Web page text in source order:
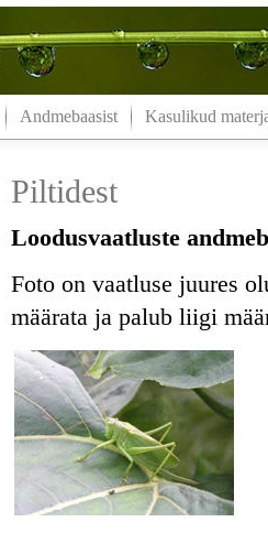
Andmebaasist Kasulikud
Piltidest
Loodusvaatluste
Foto on vaatluse juures
määrata ja palub liigi